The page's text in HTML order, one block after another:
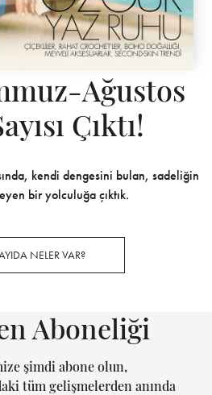
Ağustos
Çıktı!
kendi dengesini bulan, sadeliğin
bir yolculuğa çıktık.
NELER VAR?
Aboneliği
şimdi abone olun,
tüm gelişmelerden anında